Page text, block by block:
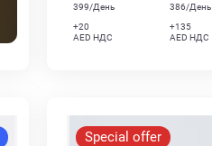
399/День
+20
AED НДС
386/День
+135
AED НДС
Special offer